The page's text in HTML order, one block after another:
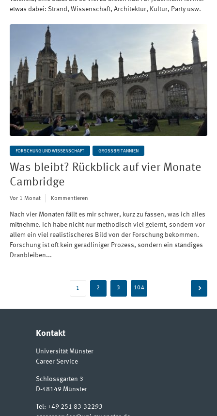
etwas dabei: Strand, Wissenschaft, Architektur, Kultur, Party usw.
FORSCHUNG UND WISSENSCHAFT GROSSBRITANNIEN
Was bleibt? Rückblick auf vier Monate
Cambridge
Vor 1 Monat Kommentieren
Nach vier Monaten fällt es mir schwer, kurz zu fassen, was ich alles
mitnehme. Ich habe nicht nur methodisch viel gelernt, sondern vor
allem ein viel realistischeres Bild von der Forschung bekommen.
Forschung ist oft kein geradliniger Prozess, sondern ein ständiges
Dranbleiben...
Beitragsnavigation
1 2 3 104
Kontakt
Universität Münster
Career Service
Schlossgarten 3
D-48149 Münster
Tel: +49 251 83-32293